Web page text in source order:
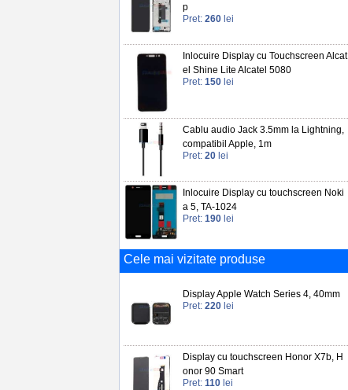
p
Pret: 260 lei
Inlocuire Display cu Touchscreen Alcat
el Shine Lite Alcatel 5080
Pret: 150 lei
Cablu audio Jack 3.5mm la Lightning,
compatibil Apple, 1m
Pret: 20 lei
Inlocuire Display cu touchscreen Noki
a 5, TA-1024
Pret: 190 lei
Cele mai vizitate produse
Display Apple Watch Series 4, 40mm
Pret: 220 lei
Display cu touchscreen Honor X7b, H
onor 90 Smart
Pret: 110 lei